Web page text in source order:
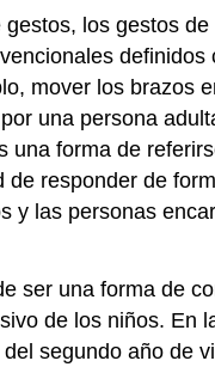
los gestos
mover los brazos
una persona
una forma de
de responder de
y las personas
ser una forma de
de los niños. En
segundo año de